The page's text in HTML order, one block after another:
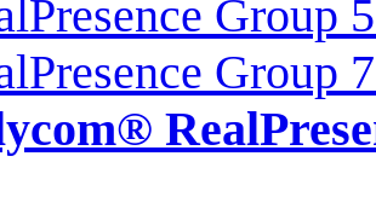
Group
Group